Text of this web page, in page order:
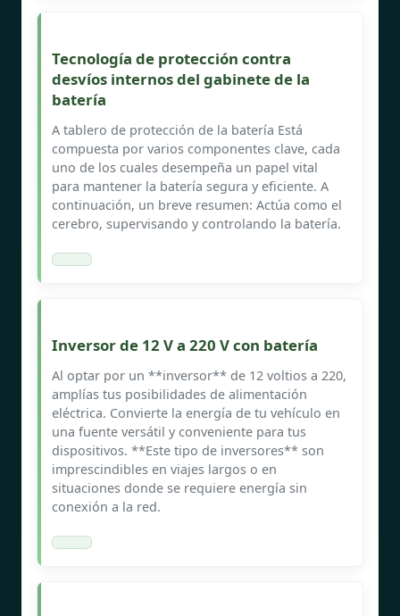
Tecnología de protección contra
desvíos internos del gabinete de la
batería
A tablero de protección de la batería Está
compuesta por varios componentes clave, cada
uno de los cuales desempeña un papel vital
para mantener la batería segura y eficiente. A
continuación, un breve resumen: Actúa como el
cerebro, supervisando y controlando la batería.
Inversor de 12 V a 220 V con batería
Al optar por un **inversor** de 12 voltios a 220,
amplías tus posibilidades de alimentación
eléctrica. Convierte la energía de tu vehículo en
una fuente versátil y conveniente para tus
dispositivos. **Este tipo de inversores** son
imprescindibles en viajes largos o en
situaciones donde se requiere energía sin
conexión a la red.